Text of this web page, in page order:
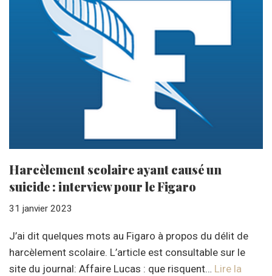
Harcèlement scolaire ayant causé un
suicide : interview pour le Figaro
31 janvier 2023
J’ai dit quelques mots au Figaro à propos du délit de
harcèlement scolaire. L’article est consultable sur le
site du journal: Affaire Lucas : que risquent… Lire la